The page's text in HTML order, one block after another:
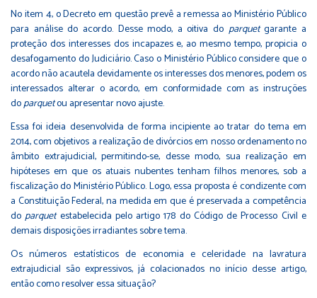
No item 4, o Decreto em questão prevê a remessa ao Ministério Público
para análise do acordo. Desse modo, a oitiva do parquetgarante a
proteção dos interesses dos incapazes e, ao mesmo tempo, propicia o
desafogamento do Judiciário. Caso o Ministério Público considere que o
acordo não acautela devidamente os interesses dos menores, podem os
interessados alterar o acordo, em conformidade com as instruções
doparquetou apresentar novo ajuste.
Essa foi ideia desenvolvida de forma incipiente ao tratar do tema em
2014, com objetivos a realização de divórcios em nosso ordenamento no
âmbito extrajudicial, permitindo-se, desse modo, sua realização em
hipóteses em que os atuais nubentes tenham filhos menores, sob a
fiscalização do Ministério Público. Logo, essa proposta é condizente com
a Constituição Federal, na medida em que é preservada a competência
doparquetestabelecida pelo artigo 178 do Código de Processo Civil e
demais disposições irradiantes sobre tema.
Os números estatísticos de economia e celeridade na lavratura
extrajudicial são expressivos, já colacionados no início desse artigo,
então como resolver essa situação?